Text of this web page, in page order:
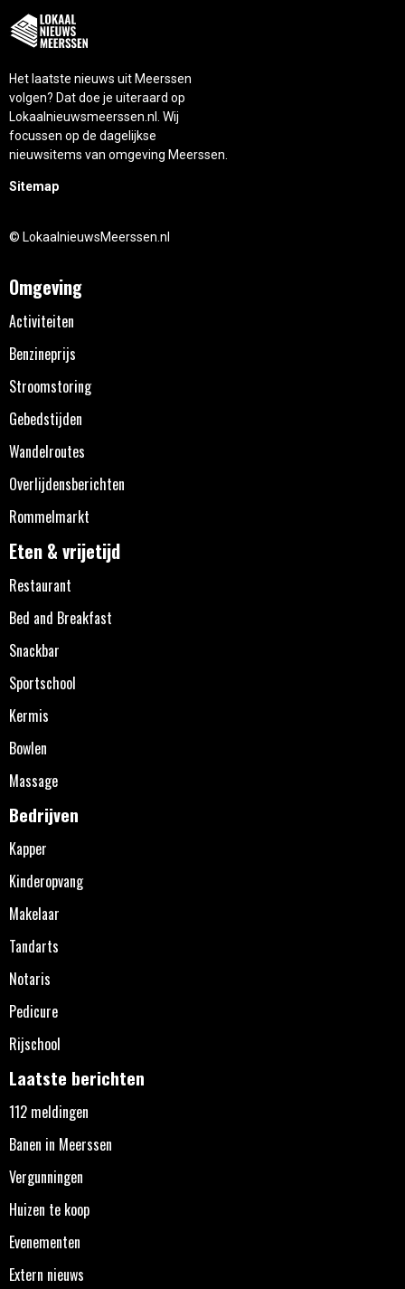
Het laatste nieuws uit Meerssen
volgen? Dat doe je uiteraard op
Lokaalnieuwsmeerssen.nl. Wij
focussen op de dagelijkse
nieuwsitems van omgeving Meerssen.
Sitemap
© LokaalnieuwsMeerssen.nl
Omgeving
Activiteiten
Benzineprijs
Stroomstoring
Gebedstijden
Wandelroutes
Overlijdensberichten
Rommelmarkt
Eten & vrijetijd
Restaurant
Bed and Breakfast
Snackbar
Sportschool
Kermis
Bowlen
Massage
Bedrijven
Kapper
Kinderopvang
Makelaar
Tandarts
Notaris
Pedicure
Rijschool
Laatste berichten
112 meldingen
Banen in Meerssen
Vergunningen
Huizen te koop
Evenementen
Extern nieuws